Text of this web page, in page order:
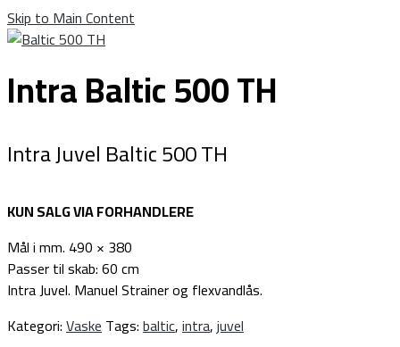
Skip to Main Content
Intra Baltic 500 TH
Intra Juvel Baltic 500 TH
KUN SALG VIA FORHANDLERE
Mål i mm. 490 × 380
Passer til skab: 60 cm
Intra Juvel. Manuel Strainer og flexvandlås.
Kategori:VaskeTags:baltic,intra,juvel